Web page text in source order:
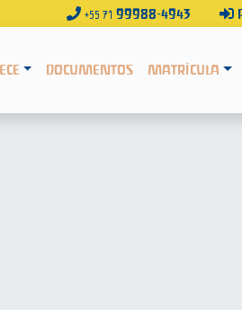
+55 71 99988-4943
DOCUMENTOS MATRÍCULA